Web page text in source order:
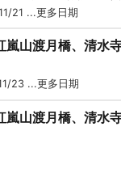
21 ...更多日期
山渡月橋、清水寺
23 ...更多日期
山渡月橋、清水寺